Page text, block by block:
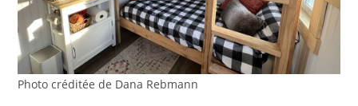
Photo créditée de Dana Rebmann